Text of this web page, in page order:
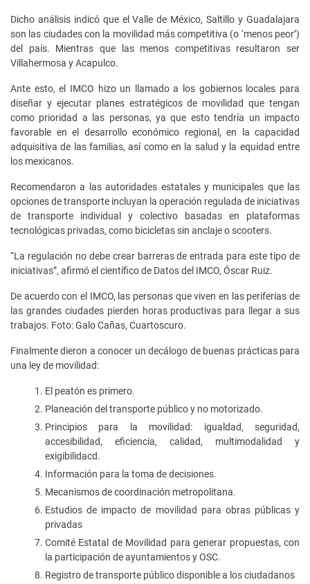
Dicho análisis indicó que el Valle de México, Saltillo y Guadalajara
son las ciudades con la movilidad más competitiva (o ‘menos peor’)
del país. Mientras que las menos competitivas resultaron ser
Villahermosa y Acapulco.
Ante esto, el IMCO hizo un llamado a los gobiernos locales para
diseñar y ejecutar planes estratégicos de movilidad que tengan
como prioridad a las personas, ya que esto tendría un impacto
favorable en el desarrollo económico regional, en la capacidad
adquisitiva de las familias, así como en la salud y la equidad entre
los mexicanos.
Recomendaron a las autoridades estatales y municipales que las
opciones de transporte incluyan la operación regulada de iniciativas
de transporte individual y colectivo basadas en plataformas
tecnológicas privadas, como bicicletas sin anclaje o scooters.
“La regulación no debe crear barreras de entrada para este tipo de
iniciativas”, afirmó el científico de Datos del IMCO, Óscar Ruiz.
De acuerdo con el IMCO, las personas que viven en las periferias de
las grandes ciudades pierden horas productivas para llegar a sus
trabajos. Foto: Galo Cañas, Cuartoscuro.
Finalmente dieron a conocer un decálogo de buenas prácticas para
una ley de movilidad:
El peatón es primero.
Planeación del transporte público y no motorizado.
Principios para la movilidad: igualdad, seguridad,
accesibilidad, eficiencia, calidad, multimodalidad y
exigibilidacd.
Información para la toma de decisiones.
Mecanismos de coordinación metropolitana.
Estudios de impacto de movilidad para obras públicas y
privadas
Comité Estatal de Movilidad para generar propuestas, con
la participación de ayuntamientos y OSC.
Registro de transporte público disponible a los ciudadanos